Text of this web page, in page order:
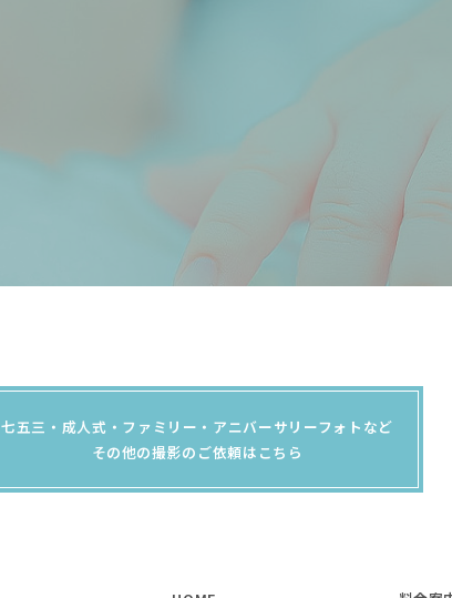
七五三・成人式・ファミリー・アニバーサリーフォトなど
その他の撮影のご依頼はこちら